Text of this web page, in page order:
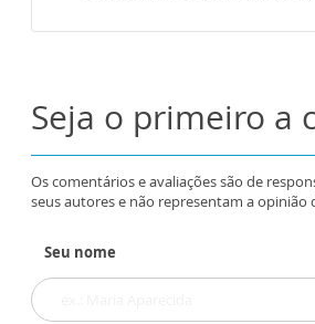
Seja o primeiro a
Os comentários e avaliações são de
seus autores e não representam a opinião
Seu nome